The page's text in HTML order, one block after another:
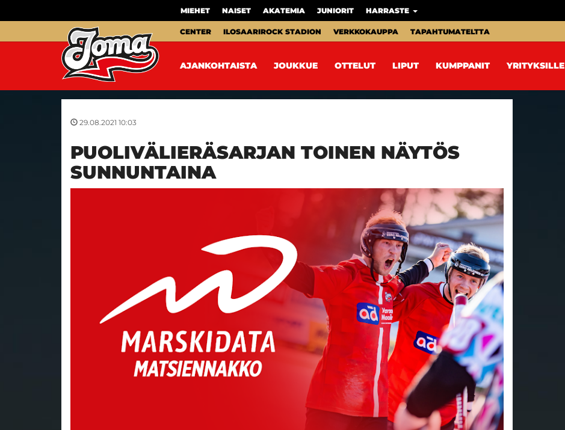
MIEHET NAISET AKATEMIA JUNIORIT HARRASTE
CENTER ILOSAARIROCK STADION VERKKOKAUPPA TAPAHTUMATELTTA
AJANKOHTAISTA JOUKKUE OTTELUT LIPUT KUMPPANIT YRITYKSILLE
29.08.2021 10:03
PUOLIVÄLIERÄSARJAN TOINEN NÄYTÖS
SUNNUNTAINA